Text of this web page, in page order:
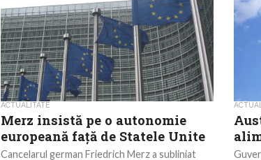
ACTUALITATE
Merz insistă pe o autonomie
europeană față de Statele Unite
Cancelarul german Friedrich Merz a subliniat